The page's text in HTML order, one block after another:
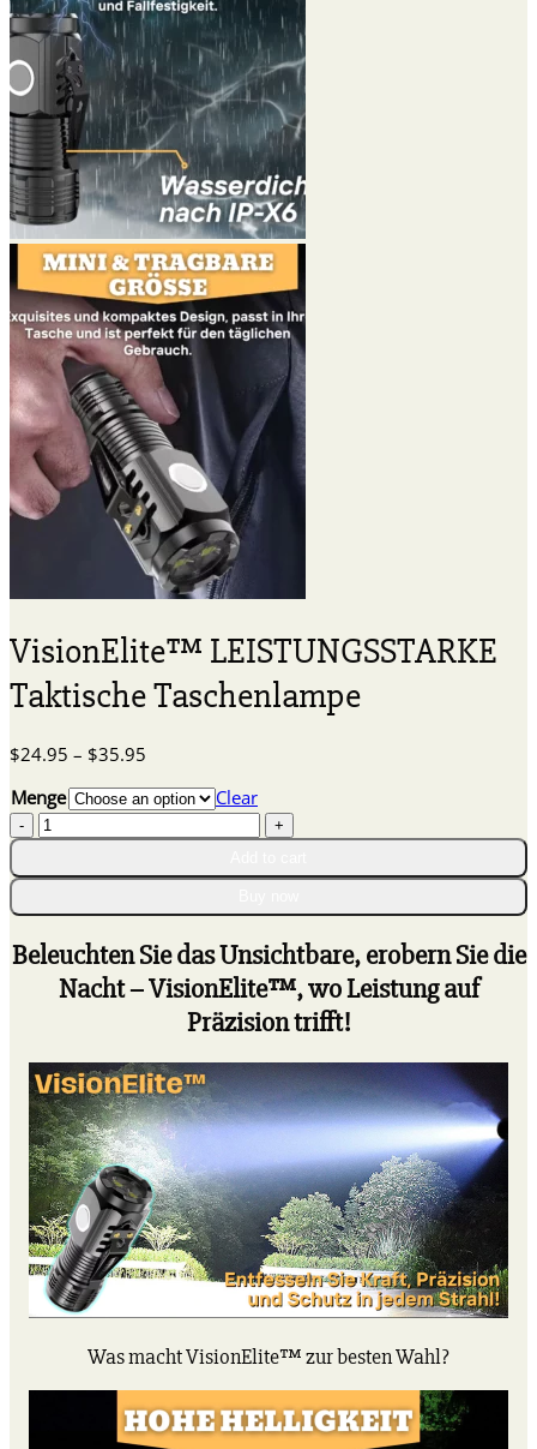
VisionElite™ LEISTUNGSSTARKE
Taktische Taschenlampe
$24.95 – $35.95
$24.95
Menge
Clear
VisionElite™
LEISTUNGSSTARKE
Taktische
quantity
Beleuchten Sie das Unsichtbare, erobern Sie die
Nacht – VisionElite™, wo Leistung auf
Präzision trifft!
Was macht VisionElite™ zur besten Wahl?